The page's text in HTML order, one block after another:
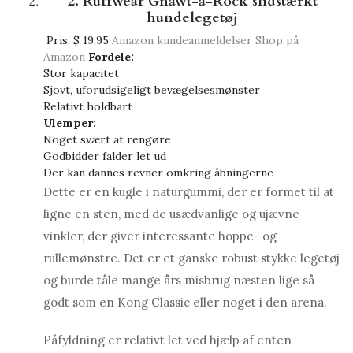
hundelegetøj
Pris: $ 19,95 Amazon kundeanmeldelser Shop på
Amazon Fordele:
Stor kapacitet
Sjovt, uforudsigeligt bevægelsesmønster
Relativt holdbart
Ulemper:
Noget svært at rengøre
Godbidder falder let ud
Der kan dannes revner omkring åbningerne
Dette er en kugle i naturgummi, der er formet til at
ligne en sten, med de usædvanlige og ujævne
vinkler, der giver interessante hoppe- og
rullemønstre. Det er et ganske robust stykke legetøj
og burde tåle mange års misbrug næsten lige så
godt som en Kong Classic eller noget i den arena.
Påfyldning er relativt let ved hjælp af enten